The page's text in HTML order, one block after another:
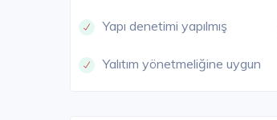
Yapı denetimi yapılmış
Yalıtım yönetmeliğine uygun